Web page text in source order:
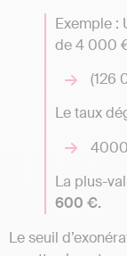
Exemple :
de 4 000
(126
Le taux
La plus-
600 €.
Le seuil